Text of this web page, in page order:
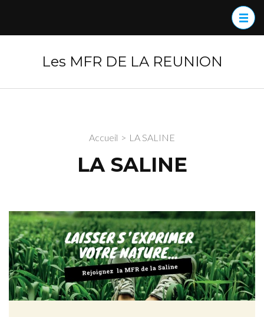
Les MFR DE LA REUNION
Accueil > LA SALINE
LA SALINE